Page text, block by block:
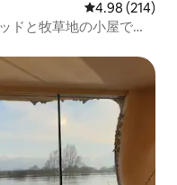
レビュー214
4.98 (214)
ドと牧草地の小屋で